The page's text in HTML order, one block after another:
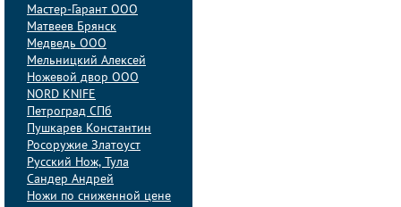
Мастер-Гарант ООО
Матвеев Брянск
Медведь ООО
Мельницкий Алексей
Ножевой двор ООО
NORD KNIFE
Петроград СПб
Пушкарев Константин
Росоружие Златоуст
Русский Нож, Тула
Сандер Андрей
Ножи по сниженной цене